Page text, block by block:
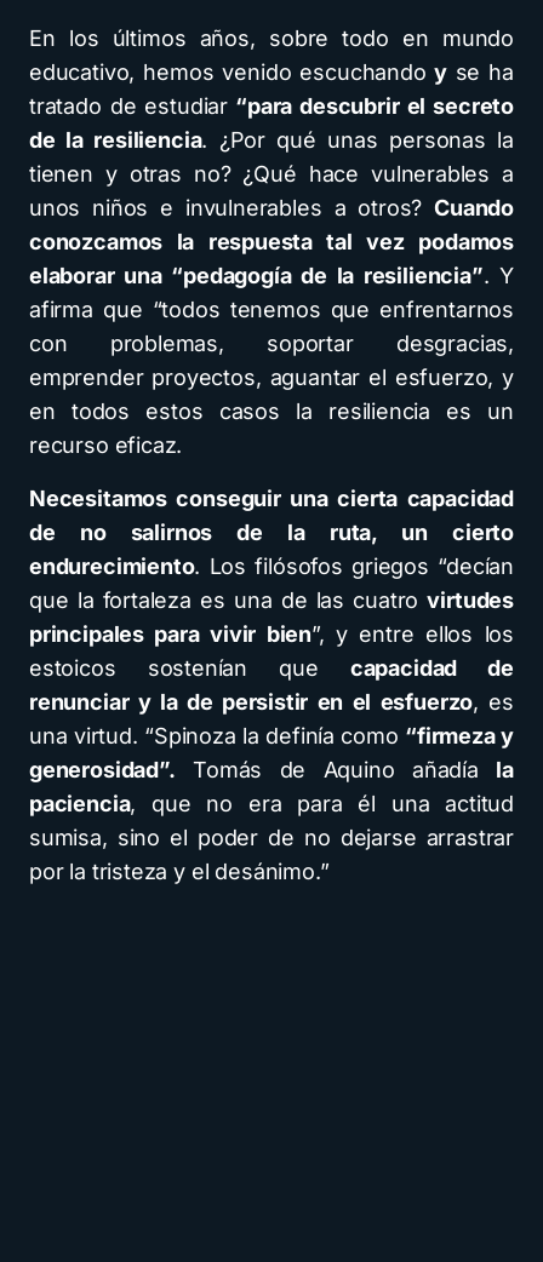
En los últimos años, sobre todo en mundo
educativo, hemos venido escuchando yse ha
tratado de estudiar “para descubrir el secreto
de la resiliencia. ¿Por qué unas personas la
tienen y otras no? ¿Qué hace vulnerables a
unos niños e invulnerables a otros?Cuando
conozcamos la respuesta tal vez podamos
elaborar una “pedagogía de la resiliencia”. Y
afirma que “todos tenemos que enfrentarnos
con problemas, soportar desgracias,
emprender proyectos, aguantar el esfuerzo, y
en todos estos casos la resiliencia es un
recurso eficaz.
Necesitamos conseguir una cierta capacidad
de no salirnos de la ruta, un cierto
endurecimiento. Los filósofos griegos “decían
que la fortaleza es una de las cuatrovirtudes
principales para vivir bien”, y entre ellos los
estoicos sostenían que capacidad de
renunciar y la de persistir en el esfuerzo, es
una virtud. “Spinoza la definía como “firmeza y
generosidad”. Tomás de Aquino añadía la
paciencia, que no era para él una actitud
sumisa, sino el poder de no dejarse arrastrar
por la tristeza y el desánimo.”